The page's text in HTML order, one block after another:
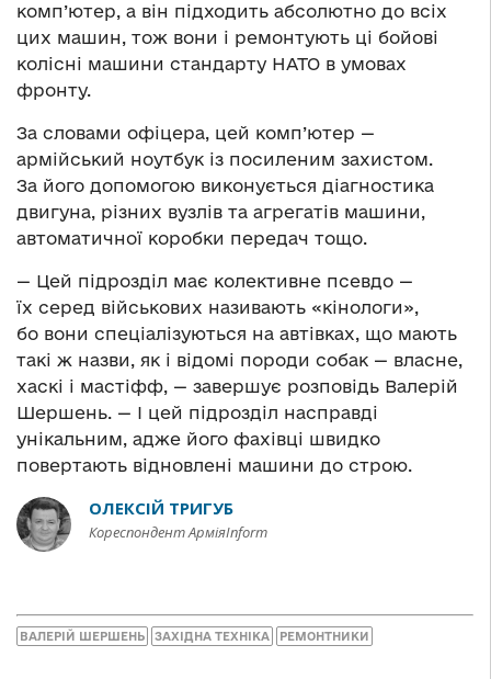
комп’ютер, а він підходить абсолютно до всіх
цих машин, тож вони і ремонтують ці бойові
колісні машини стандарту НАТО в умовах
фронту.
За словами офіцера, цей комп’ютер —
армійський ноутбук із посиленим захистом.
За його допомогою виконується діагностика
двигуна, різних вузлів та агрегатів машини,
автоматичної коробки передач тощо.
— Цей підрозділ має колективне псевдо —
їх серед військових називають «кінологи»,
бо вони спеціалізуються на автівках, що мають
такі ж назви, як і відомі породи собак — власне,
хаскі і мастіфф, — завершує розповідь Валерій
Шершень. — І цей підрозділ насправді
унікальним, адже його фахівці швидко
повертають відновлені машини до строю.
ОЛЕКСІЙ ТРИГУБ
Кореспондент АрміяInform
ВАЛЕРІЙ ШЕРШЕНЬ ЗАХІДНА ТЕХНІКА РЕМОНТНИКИ